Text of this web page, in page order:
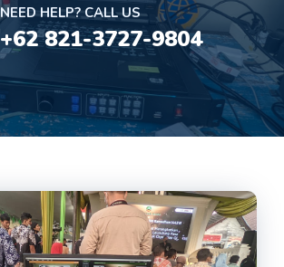
NEED HELP? CALL US
+62 821-3727-9804